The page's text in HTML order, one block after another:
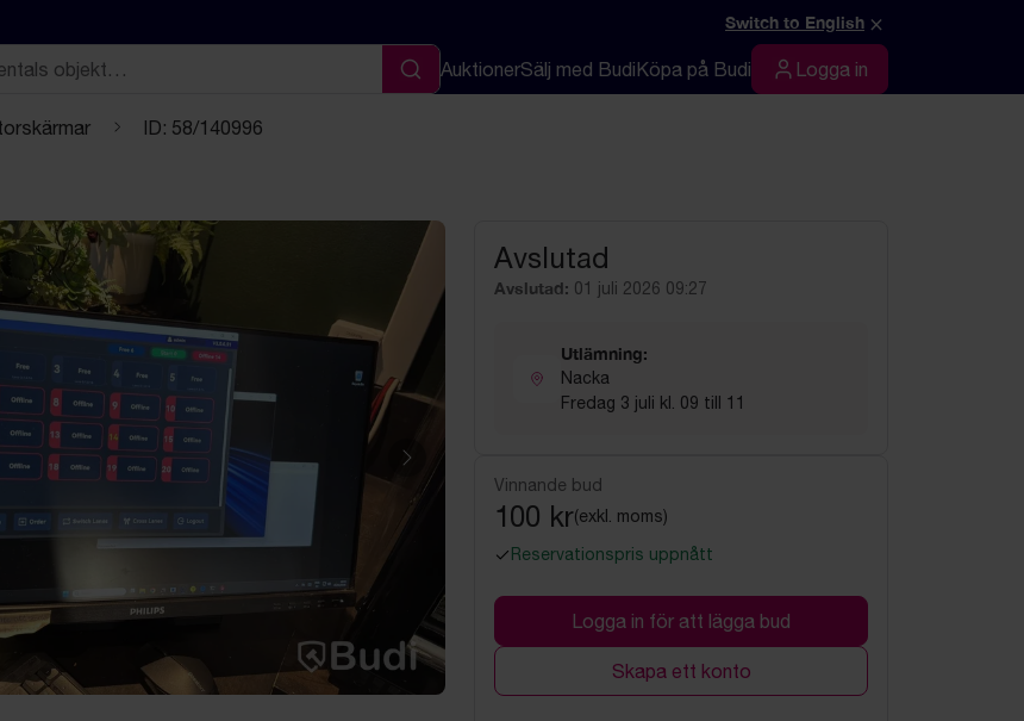
Switch to English ×
Sök
AuktionerSälj med BudiKöpa på Budi Logga in
Logga in
ID: 58/140996
Nästa
Avslutad
Avslutad: 01 juli 2026 09:27
Utlämning:
Nacka
Fredag 3 juli kl. 09 till 11
Vinnande bud
100 kr(exkl. moms)
Reservationspris uppnått
Logga in för att lägga bud
Skapa ett konto